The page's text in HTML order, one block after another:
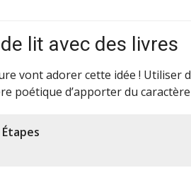
lit avec des livres
vont adorer cette idée ! Utiliser
poétique d’apporter du
Étapes